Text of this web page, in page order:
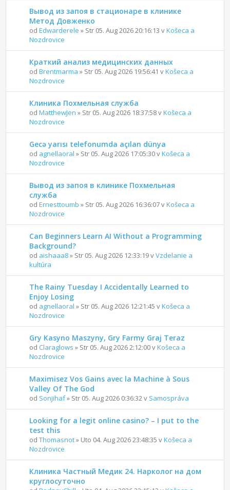
Вывод из запоя в стационаре в клинике
Метод Довженко
odEdwarderele » Str 05. Aug 2026 20:16:13 vKošeca a
Nozdrovice
Краткий анализ медицинских данных
odBrentmarma » Str 05. Aug 2026 19:56:41 vKošeca a
Nozdrovice
Клиника Похмельная служба
odMatthewJen » Str 05. Aug 2026 18:37:58 vKošeca a
Nozdrovice
Gecə yarısı telefonumda açılan dünya
od agnellaoral » Str 05. Aug 2026 17:05:30 vKošeca a
Nozdrovice
Вывод из запоя в клинике Похмельная
служба
odErnesttoumb » Str 05. Aug 2026 16:36:07 vKošeca a
Nozdrovice
Can Beginners Learn AI Without a Programming
Background?
od aishaaa8» Str 05. Aug 2026 12:33:19 vVzdelanie a
kultúra
The Rainy Tuesday I Accidentally Learned to
Enjoy Losing
od agnellaoral » Str 05. Aug 2026 12:21:45 vKošeca a
Nozdrovice
Gry Kasyno Maszyny, Gry Farmy Graj Teraz
od Claraglows » Str 05. Aug 2026 2:12:00 vKošeca a
Nozdrovice
Maximisez Vos Gains avec la Machine à Sous
Valley Of The God
od Sonjihaf» Str 05. Aug 2026 0:36:32 v Samospráva
Looking for a legit online casino? – I put to the
test this
odThomasnot» Uto 04. Aug 2026 23:48:35 vKošeca a
Nozdrovice
Клиника Частный Медик 24. Нарколог на дом
круглосуточно